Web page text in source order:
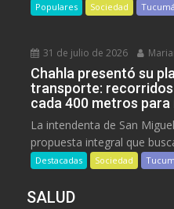
Populares Sociedad
31 de julio de 2026
Chahla presentó su
transporte:
cada 400 metros
La intendenta de San
propuesta integral que
Destacadas Sociedad
SALUD